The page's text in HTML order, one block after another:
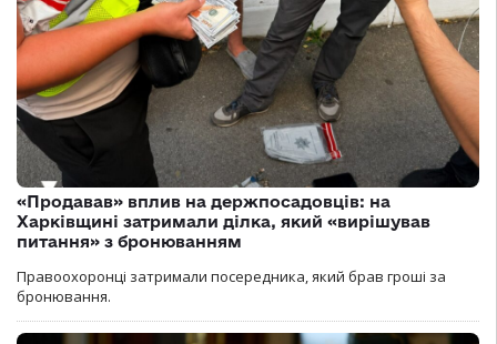
«Продавав» вплив на держпосадовців: на
Харківщині затримали ділка, який «вирішував
питання» з бронюванням
Правоохоронці затримали посередника, який брав гроші за
бронювання.